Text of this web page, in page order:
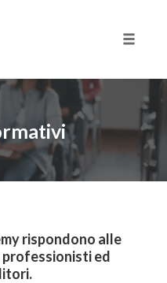
rispondono alle
professionisti ed